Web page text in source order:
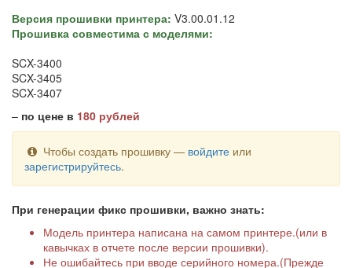
Версия прошивки принтера: V3.00.01.12
Прошивка совместима с моделями:
SCX-3400
SCX-3405
SCX-3407
– по цене в 180 рублей
Чтобы создать прошивку — войдитеили
зарегистрируйтесь.
При генерации фикс прошивки, важно знать:
Модель принтера написана на самом принтере.(или в
кавычках в отчете после версии прошивки).
Не ошибайтесь при вводе серийного номера.(Прежде